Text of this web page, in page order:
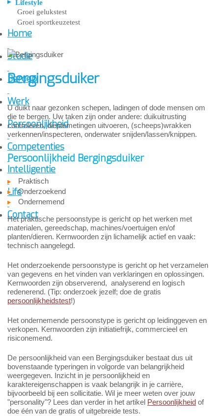
Lifestyle
Groei gelukstest
Groei sportkeuzetest
Home
Studie
Beroep
Werk
Persoonlijkheid
Competenties
Intelligentie
Life
Contact
Bergingsduiker
U duikt naar gezonken schepen, ladingen of dode mensen om
die te bergen. Uw taken zijn onder andere: duikuitrusting
controleren, dieptemetingen uitvoeren, (scheeps)wrakken
verkennen/inspecteren, onderwater snijden/lassen/knippen.
Persoonlijkheid Bergingsduiker
Praktisch
Onderzoekend
Ondernemend
Het praktische persoonstype is gericht op het werken met
materialen, gereedschap, machines/voertuigen en/of
planten/dieren. Kernwoorden zijn lichamelijk actief en vaak:
technisch aangelegd.
Het onderzoekende persoonstype is gericht op het verzamelen
van gegevens en het vinden van verklaringen en oplossingen.
Kernwoorden zijn observerend, analyserend en logisch
redenerend. (Tip: onderzoek jezelf; doe de gratis
persoonlijkheidstest!)
Het ondernemende persoonstype is gericht op leidinggeven en
verkopen. Kernwoorden zijn initiatiefrijk, commercieel en
risiconemend.
De persoonlijkheid van een Bergingsduiker bestaat dus uit
bovenstaande typeringen in volgorde van belangrijkheid
weergegeven. Inzicht in je persoonlijkheid en
karaktereigenschappen is vaak belangrijk in je carrière,
bijvoorbeeld bij een sollicitatie. Wil je meer weten over jouw
"personality"? Lees dan verder in het artikel Persoonlijkheid of
doe één van de gratis of uitgebreide tests.